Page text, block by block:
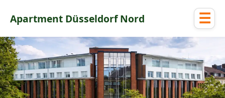
Apartment Düsseldorf Nord ☰